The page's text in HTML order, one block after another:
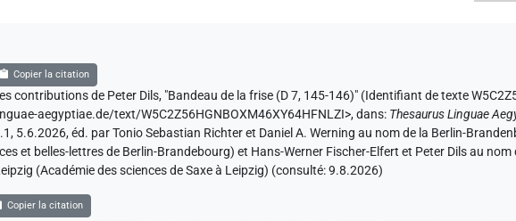
Copier la citation
contributions de Peter Dils, "Bandeau de la frise (D 7, 145-146)" (Identifiant de texte
aegyptiae.de/text/W5C2Z56HGNBOXM46XY64HFNLZI>,dans: Thesaurus Linguae
5.6.2026, éd. par Tonio Sebastian Richter et Daniel A. Werning au nom de la Berlin-
et belles-lettres de Berlin-Brandebourg) et Hans-Werner Fischer-Elfert et Peter Dils au
(Académie des sciences de Saxe à Leipzig) (consulté:9.8.2026)
Copier la citation